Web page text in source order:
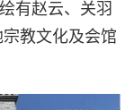
有赵云、关羽
教文化及会馆